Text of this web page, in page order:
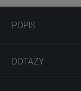
POPIS
DOTAZY